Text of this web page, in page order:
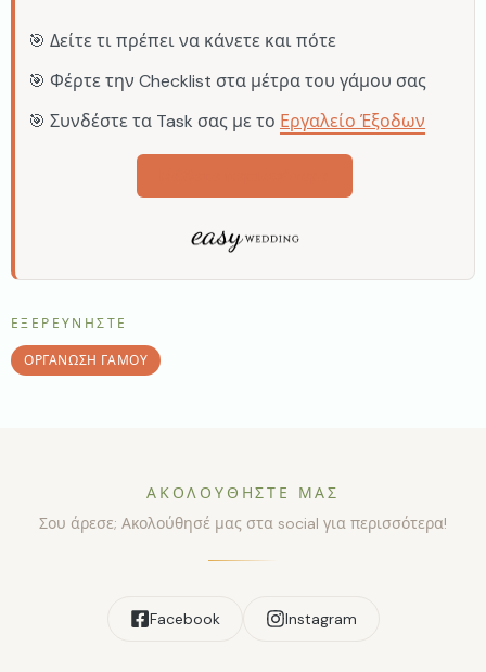
🎯 Δείτε τι πρέπει να κάνετε και πότε
🎯 Φέρτε την Checklist στα μέτρα του γάμου σας
🎯 Συνδέστε τα Task σας με το Εργαλείο Έξοδων
ΕΞΕΡΕΥΝΉΣΤΕ
ΟΡΓΆΝΩΣΗ ΓΆΜΟΥ
ΑΚΟΛΟΥΘΉΣΤΕ ΜΑΣ
Σου άρεσε; Ακολούθησέ μας στα social για περισσότερα!
Facebook Instagram